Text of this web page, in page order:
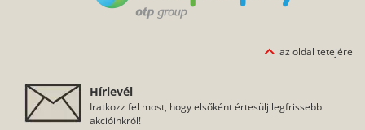
az oldal tetejére
Hírlevél
Iratkozz fel most, hogy elsőként értesülj legfrissebb
akcióinkról!